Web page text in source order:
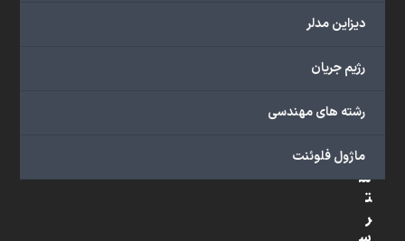
دیزاین مدلر
رژیم جریان
رشته های مهندسی
ماژول فلوئنت
کامل
ببرید.
د
س
ت
ر